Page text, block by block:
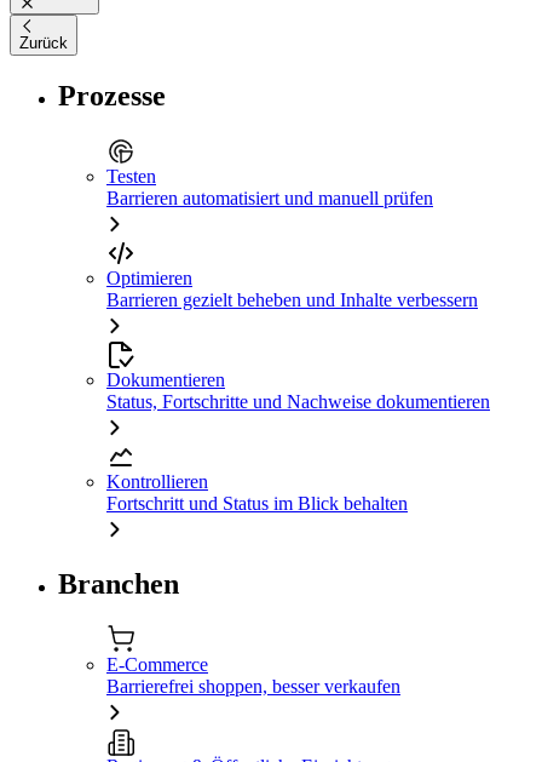
Zurück
Prozesse
Testen
Barrieren automatisiert und manuell prüfen
Optimieren
Barrieren gezielt beheben und Inhalte verbessern
Dokumentieren
Status, Fortschritte und Nachweise dokumentieren
Kontrollieren
Fortschritt und Status im Blick behalten
Branchen
E-Commerce
Barrierefrei shoppen, besser verkaufen